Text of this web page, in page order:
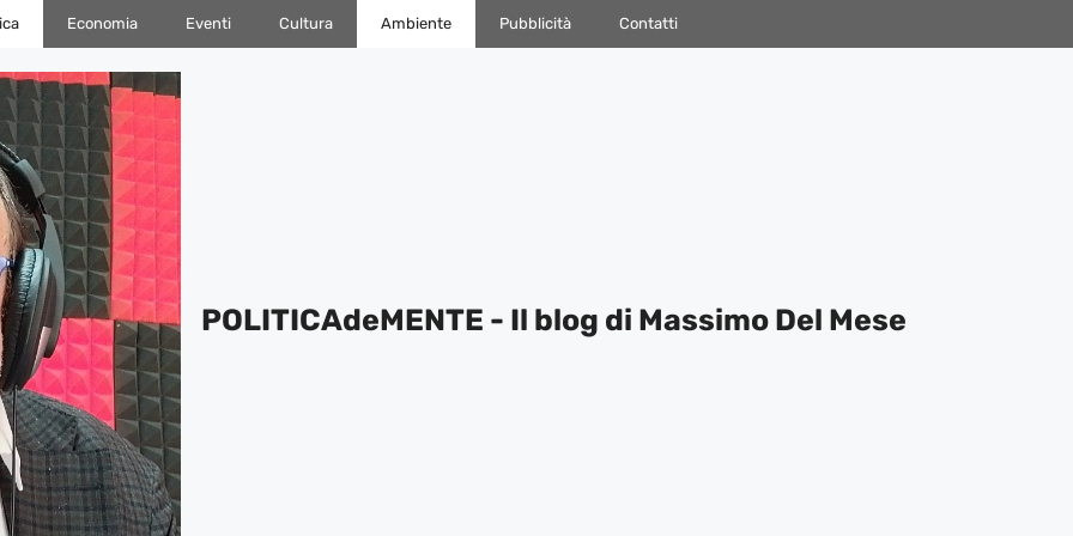
Economia Eventi Cultura Ambiente Pubblicità Contatti
POLITICAdeMENTE - Il blog di Massimo Del Mese